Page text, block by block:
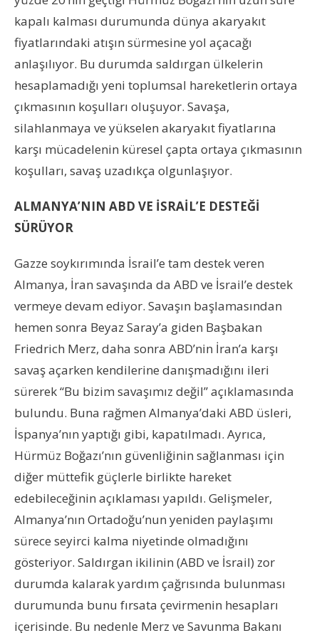
kapalı kalması durumunda dünya akaryakıt
fiyatlarındaki atışın sürmesine yol açacağı
anlaşılıyor. Bu durumda saldırgan ülkelerin
hesaplamadığı yeni toplumsal hareketlerin ortaya
çıkmasının koşulları oluşuyor. Savaşa,
silahlanmaya ve yükselen akaryakıt fiyatlarına
karşı mücadelenin küresel çapta ortaya çıkmasının
koşulları, savaş uzadıkça olgunlaşıyor.
ALMANYA’NIN ABD VE İSRAİL’E DESTEĞİ
SÜRÜYOR
Gazze soykırımında İsrail’e tam destek veren
Almanya, İran savaşında da ABD ve İsrail’e destek
vermeye devam ediyor. Savaşın başlamasından
hemen sonra Beyaz Saray’a giden Başbakan
Friedrich Merz, daha sonra ABD’nin İran’a karşı
savaş açarken kendilerine danışmadığını ileri
sürerek “Bu bizim savaşımız değil” açıklamasında
bulundu. Buna rağmen Almanya’daki ABD üsleri,
İspanya’nın yaptığı gibi, kapatılmadı. Ayrıca,
Hürmüz Boğazı’nın güvenliğinin sağlanması için
diğer müttefik güçlerle birlikte hareket
edebileceğinin açıklaması yapıldı. Gelişmeler,
Almanya’nın Ortadoğu’nun yeniden paylaşımı
sürece seyirci kalma niyetinde olmadığını
gösteriyor. Saldırgan ikilinin (ABD ve İsrail) zor
durumda kalarak yardım çağrısında bulunması
durumunda bunu fırsata çevirmenin hesapları
içerisinde. Bu nedenle Merz ve Savunma Bakanı